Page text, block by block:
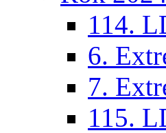
114.
6.
7.
115.